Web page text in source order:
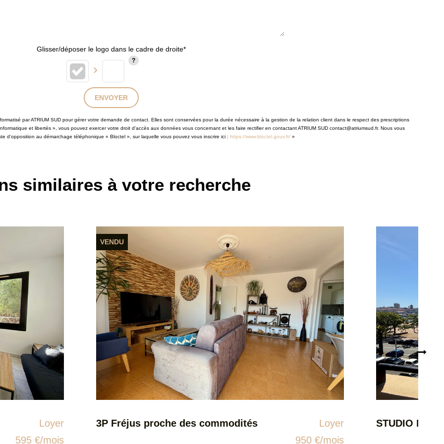
Glisser/déposer le logo dans le cadre de droite*
ENVOYER
par ATRIUM SUD pour gérer votre demande de contact. Elles sont conservées pour la durée nécessaire à la gestion de la relation client dans le respect des prescriptions
et libertés », vous pouvez exercer votre droit d'accès aux données vous concernant et les faire rectifier en contactant ATRIUM SUD contact@atriumsud.fr. Nous vous
d'opposition au démarchage téléphonique « Bloctel », sur laquelle vous pouvez vous inscrire ici : https://www.bloctel.gouv.fr/ »
similaires à votre recherche
Loyer
950 €/mois
STUDIO MEUBLE Vue mer FREJUS-PLAGE
Loyer
850 €/mois